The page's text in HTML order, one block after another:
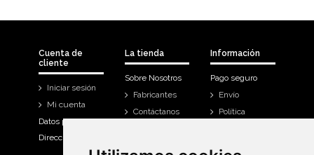
Cuenta de
cliente
Iniciar sesión
Mi cuenta
Datos personales
Direcciones
La tienda
Sobre Nosotros
Fabricantes
Contáctanos
Información
Pago seguro
Envío
Política